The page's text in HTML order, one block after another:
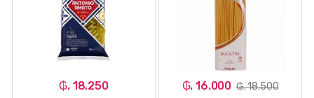
₲. 18.250 ₲. 16.000 ₲. 18.500